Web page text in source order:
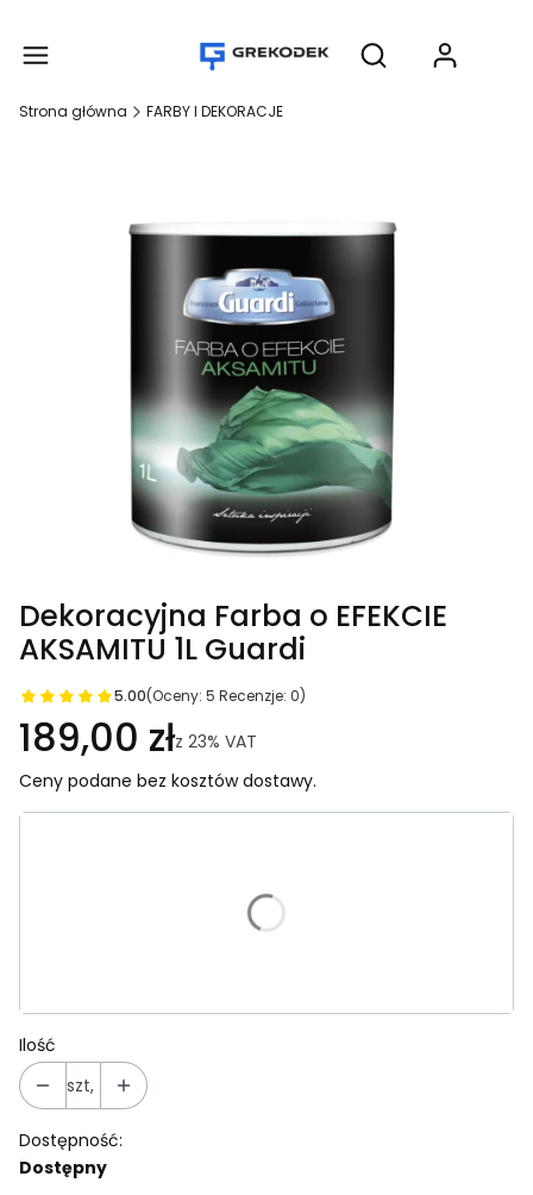
Otwórz
Strona główna FARBY I DEKORACJE
Dekoracyjna Farba o EFEKCIE
AKSAMITU 1L Guardi
5.00(Oceny: 5 Recenzje: 0)
189,00 złz 23% VAT
Ceny podane bez kosztów dostawy.
Ilość
szt,
Dostępność:
Dostępny